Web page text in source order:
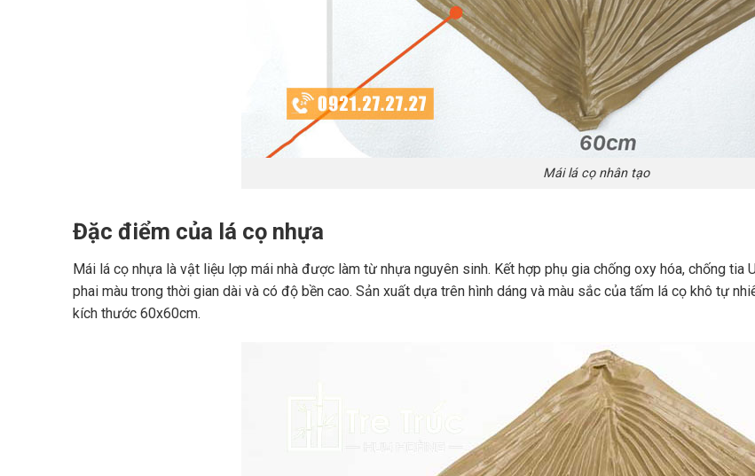
Mái lá cọ nhân tạo
Đặc điểm của lá cọ nhựa
Mái lá cọ nhựa là vật liệu lợp mái nhà được làm từ nhựa nguyên sinh. Kết hợp phụ gia chống oxy hóa, chống tia
phai màu trong thời gian dài và có độ bền cao. Sản xuất dựa trên hình dáng và màu sắc của tấm lá cọ khô tự
kích thước 60x60cm.